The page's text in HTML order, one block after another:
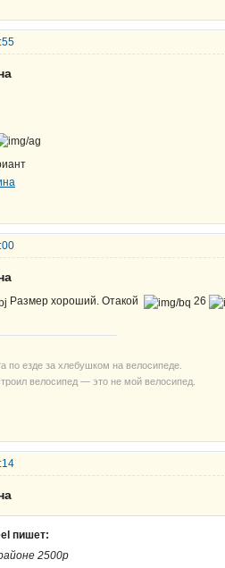
Размер хороший. Отакой 26
по езде за хлебушком на велосипеде.
велосипед — это не мой велосипед.
пишет:
2500р